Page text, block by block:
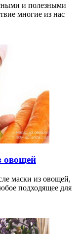
и полезными
многие из нас
овощей
маски из овощей,
подходящее для